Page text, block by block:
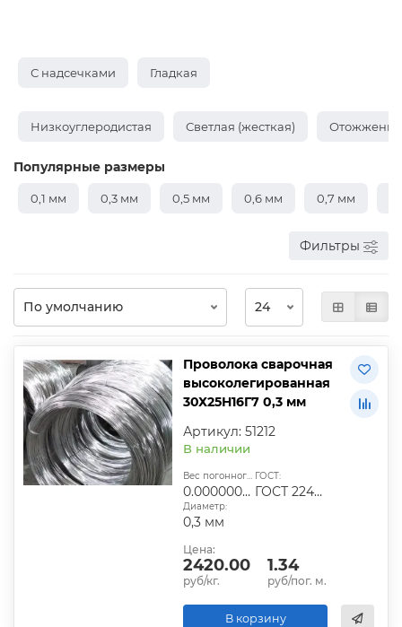
С надсечками Гладкая
Низкоуглеродистая Светлая (жесткая)
Популярные размеры
0,1 мм 0,3 мм 0,5 мм 0,6 мм 0,7 мм
Фильтры
Проволока сварочная
высоколегированная
30Х25Н16Г7 0,3 мм
Артикул: 51212
В наличии
Вес погонного метра, т.:
0.00000055485
ГОСТ:
ГОСТ 2246-70
Диаметр:
0,3 мм
Цена:
2420.00
руб/кг.
1.34
руб/пог. м.
В корзину